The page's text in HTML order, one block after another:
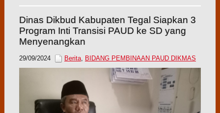
Dinas Dikbud Kabupaten Tegal Siapkan 3
Program Inti Transisi PAUD ke SD yang
Menyenangkan
29/09/2024 Berita, BIDANG PEMBINAAN PAUD DIKMAS